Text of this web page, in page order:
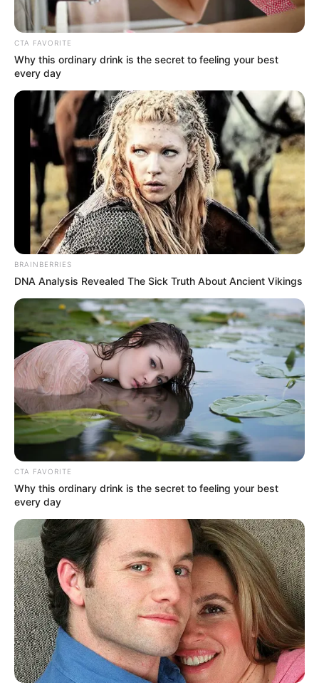
CTA FAVORITE
Why this ordinary drink is the secret to feeling your best
every day
BRAINBERRIES
DNA Analysis Revealed The Sick Truth About Ancient Vikings
CTA FAVORITE
Why this ordinary drink is the secret to feeling your best
every day